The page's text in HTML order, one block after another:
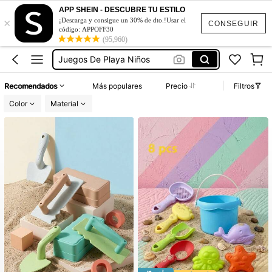
CONSEGUIR
×
APP SHEIN - DESCUBRE TU ESTILO
¡Descarga y consigue un 30% de dto.!Usar el
código: APPOFF30
(95,960)
Juguetes Para Arena
Juguetes De Playas
Juegos De Playa Niños
Recomendados Más populares Precio
Filtros
Color
Material